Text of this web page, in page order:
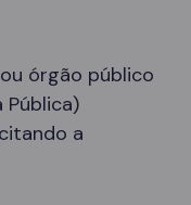
órgão público
Pública)
a